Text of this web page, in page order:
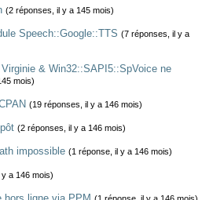
(2 réponses, il y a 145 mois)
Speech::Google::TTS (7 réponses, il y a
& Win32::SAPI5::SpVoice ne
mois)
(19 réponses, il y a 146 mois)
(2 réponses, il y a 146 mois)
impossible (1 réponse, il y a 146 mois)
a 146 mois)